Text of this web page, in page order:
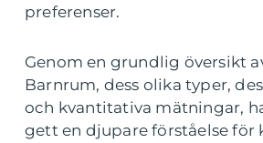
preferenser.
Genom en grundlig översikt
Barnrum, dess olika typer,
och kvantitativa mätningar,
gett en djupare förståelse för